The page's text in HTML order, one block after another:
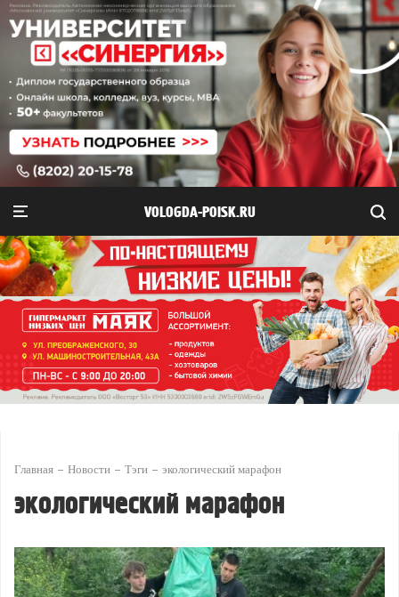
VOLOGDA-POISK.RU
Главная Новости Тэги экологический марафон
экологический марафон